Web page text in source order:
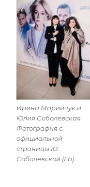
Ирина Марийчук и
Юлия Соболевская
Фотография с
официальной
страницы Ю.
Соболевской (Fb)